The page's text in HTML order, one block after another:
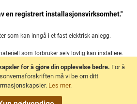
for å gjøre din opplevelse bedre. For å
må vi be om ditt
Les mer.
en registrert installasjonsvirksomhet."
som kan inngå i et fast elektrisk anlegg.
som forbruker selv lovlig kan installere.
Les mer her:
om elektrisk utstyr § 21
.